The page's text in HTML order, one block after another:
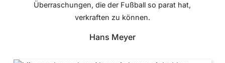
Überraschungen, die der Fußball so parat hat,
verkraften zu können.
Hans Meyer